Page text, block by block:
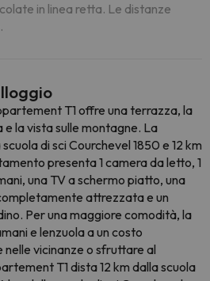
in linea retta. Le distanze
T1 offre una terrazza, la
la vista sulle montagne. La
di sci Courchevel 1850 e 12 km
presenta 1 camera da letto, 1
una TV a schermo piatto, una
attrezzata e un
Per una maggiore comodità, la
e lenzuola a un costo
vicinanze o sfruttare al
T1 dista 12 km dalla scuola